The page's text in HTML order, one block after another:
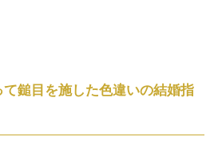
鎚目を施した色違いの結婚指